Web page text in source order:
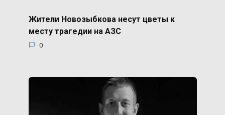
Жители Новозыбкова несут цветы к
месту трагедии на АЗС
0